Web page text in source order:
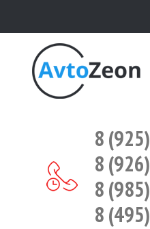
8 (925)
8 (926)
8 (985)
8 (495)